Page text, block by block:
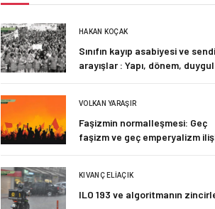
HAKAN KOÇAK
Sınıfın kayıp asabiyesi ve
arayışlar : Yapı, dönem,
VOLKAN YARAŞIR
Faşizmin normalleşmesi: Geç
faşizm ve geç emperyalizm
KIVANÇ ELIAÇIK
ILO 193 ve algoritmanın